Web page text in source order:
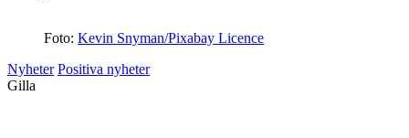
Foto: Kevin Snyman/Pixabay Licence
Nyheter Positiva nyheter
Gilla